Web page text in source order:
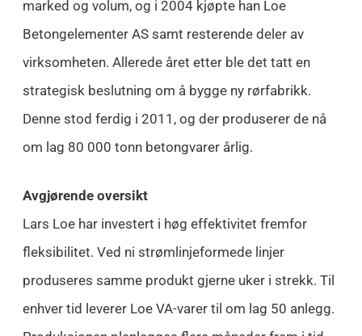
marked og volum, og i 2004 kjøpte han Loe
Betongelementer AS samt resterende deler av
virksomheten. Allerede året etter ble det tatt en
strategisk beslutning om å bygge ny rørfabrikk.
Denne stod ferdig i 2011, og der produserer de nå
om lag 80 000 tonn betongvarer årlig.
Avgjørende oversikt
Lars Loe har investert i høg effektivitet fremfor
fleksibilitet. Ved ni strømlinjeformede linjer
produseres samme produkt gjerne uker i strekk. Til
enhver tid leverer Loe VA-varer til om lag 50 anlegg.